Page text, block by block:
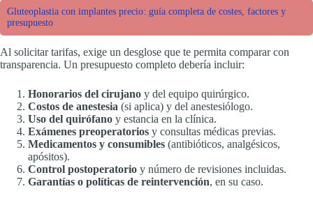
Gluteoplastia con implantes precio: guía completa de costes, factores y
presupuesto
Al solicitar tarifas, exige un desglose que te permita comparar con
transparencia. Un presupuesto completo debería incluir:
Honorarios del cirujano y del equipo quirúrgico.
Costos de anestesia (si aplica) y del anestesiólogo.
Uso del quirófano y estancia en la clínica.
Exámenes preoperatorios y consultas médicas previas.
Medicamentos y consumibles (antibióticos, analgésicos,
apósitos).
Control postoperatorio y número de revisiones incluidas.
Garantías o políticas de reintervención, en su caso.